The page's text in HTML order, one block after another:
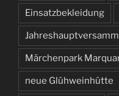
Einsatzbekleidung
Märchenpark
neue Glühweinhütte